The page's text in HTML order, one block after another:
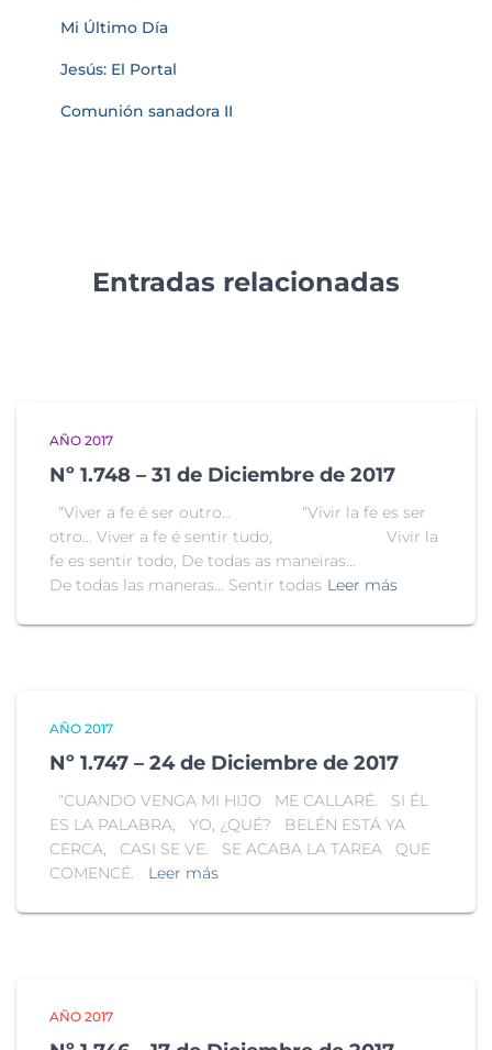
Mi Último Día
Jesús: El Portal
Comunión sanadora II
Entradas relacionadas
AÑO 2017
Nº 1.748 – 31 de Diciembre de 2017
“Viver a fe é ser outro… “Vivir la fe es ser
otro… Viver a fe é sentir tudo, Vivir la
fe es sentir todo, De todas as maneiras…
De todas las maneras… Sentir todas Leer más
AÑO 2017
Nº 1.747 – 24 de Diciembre de 2017
“CUANDO VENGA MI HIJO ME CALLARÉ. SI ÉL
ES LA PALABRA, YO, ¿QUÉ? BELÉN ESTÁ YA
CERCA, CASI SE VE. SE ACABA LA TAREA QUE
COMENCÉ.
Leer más
AÑO 2017